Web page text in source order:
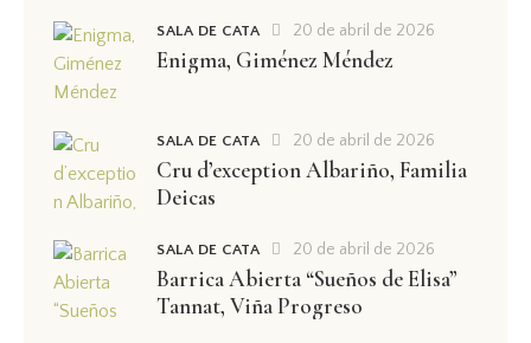
SALA DE CATA 20 de abril de 2026
Enigma, Giménez Méndez
SALA DE CATA 20 de abril de 2026
Cru d’exception Albariño, Familia
Deicas
SALA DE CATA 20 de abril de 2026
Barrica Abierta “Sueños de Elisa”
Tannat, Viña Progreso